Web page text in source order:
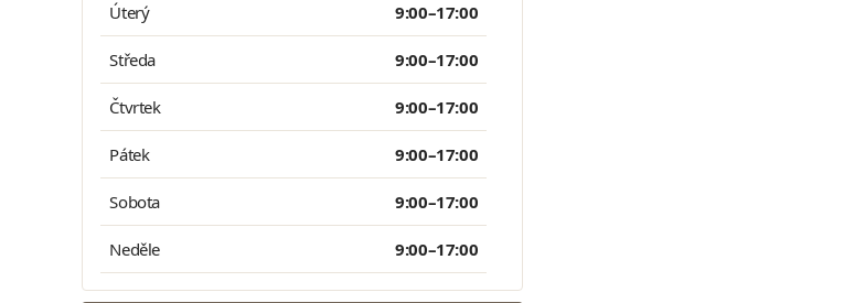
Úterý 9:00–17:00
Středa 9:00–17:00
Čtvrtek 9:00–17:00
Pátek 9:00–17:00
Sobota 9:00–17:00
Neděle 9:00–17:00